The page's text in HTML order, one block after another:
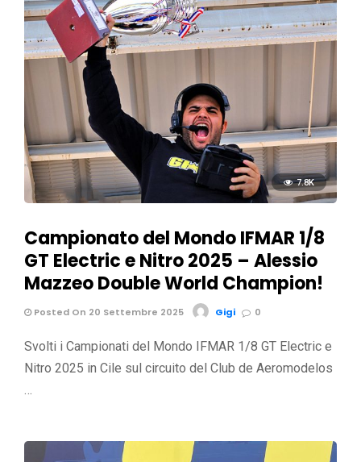
7.8K
Campionato del Mondo IFMAR 1/8
GT Electric e Nitro 2025 – Alessio
Mazzeo Double World Champion!
Posted On 20 Settembre 2025 Gigi 0
Svolti i Campionati del Mondo IFMAR 1/8 GT Electric e
Nitro 2025 in Cile sul circuito del Club de Aeromodelos
…